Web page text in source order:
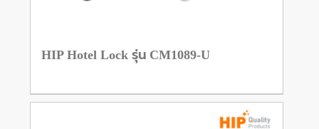
HIP Hotel Lock รุ่น CM1089-U